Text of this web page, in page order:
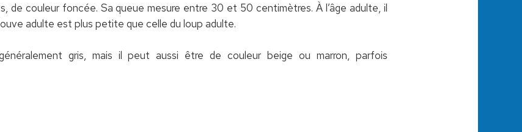
de couleur foncée. Sa queue mesure entre 30 et 50 centimètres. À l’âge adulte, il
adulte est plus petite que celle du loup adulte.
gris, mais il peut aussi être de couleur beige ou marron, parfois